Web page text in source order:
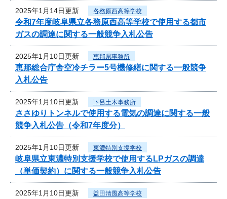
2025年1月14日更新 各務原西高等学校
令和7年度岐阜県立各務原西高等学校で使用する都市
ガスの調達に関する一般競争入札公告
2025年1月10日更新 恵那県事務所
恵那総合庁舎空冷チラー5号機修繕に関する一般競争
入札公告
2025年1月10日更新 下呂土木事務所
ささゆりトンネルで使用する電気の調達に関する一般
競争入札公告（令和7年度分）
2025年1月10日更新 東濃特別支援学校
岐阜県立東濃特別支援学校で使用するLPガスの調達
（単価契約）に関する一般競争入札公告
2025年1月10日更新 益田清風高等学校